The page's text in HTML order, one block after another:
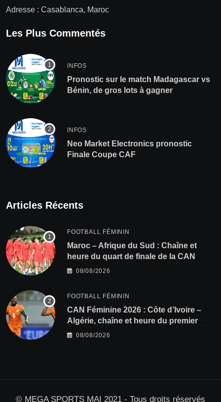
Adresse : Casablanca, Maroc
Les Plus Commentés
INFOS
Pronostic sur le match Madagascar vs
Bénin, de gros lots à gagner
INFOS
Neo Market Electronics pronostic
Finale Coupe CAF
Articles Récents
FOOTBALL FÉMININ
Maroc – Afrique du Sud : Chaîne et
heure du quart de finale de la CAN
Féminine 2026
08/08/2026
FOOTBALL FÉMININ
CAN Féminine 2026 : Côte d’Ivoire –
Algérie, chaîne et heure du premier
quart de finale
08/08/2026
© MEGA SPORTS MAI 2021 - Tous droits réservés